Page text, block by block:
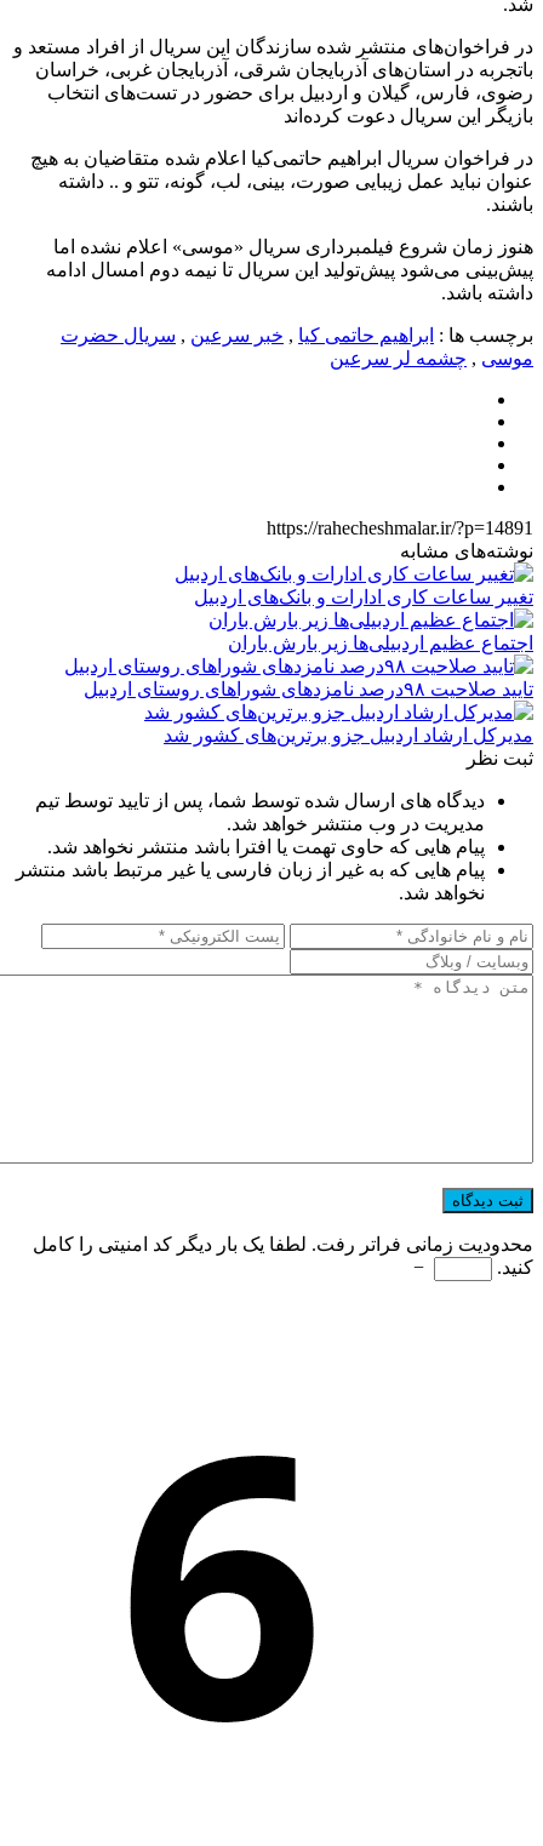
شد.
در فراخوان‌های منتشر شده سازندگان این سریال از افراد مستعد و
باتجربه در استان‌های آذربایجان شرقی، آذربایجان غربی، خراسان
رضوی، فارس، گیلان و اردبیل برای حضور در تست‌های انتخاب
بازیگر این سریال دعوت کرده‌اند
در فراخوان سریال ابراهیم حاتمی‌کیا اعلام شده متقاضیان به هیچ
عنوان نباید عمل زیبایی صورت، بینی، لب، گونه، تتو و .. داشته
باشند.
هنوز زمان شروع فیلمبرداری سریال «موسی» اعلام نشده اما
پیش‌بینی می‌شود پیش‌تولید این سریال تا نیمه دوم امسال ادامه
داشته باشد.
برچسب ها : ابراهیم حاتمی کیا , خبر سرعین , سریال حضرت
موسی , چشمه لر سرعین
https://rahecheshmalar.ir/?p=14891
نوشته‌های مشابه
تغییر ساعات کاری ادارات و بانک‌های اردبیل
اجتماع عظیم اردبیلی‌ها زیر بارش باران
تایید صلاحیت ۹۸درصد نامزدهای شوراهای روستای اردبیل
مدیرکل ارشاد اردبیل جزو برترین‌های کشور شد
ثبت نظر
دیدگاه های ارسال شده توسط شما، پس از تایید توسط تیم
مدیریت در وب منتشر خواهد شد.
پیام هایی که حاوی تهمت یا افترا باشد منتشر نخواهد شد.
پیام هایی که به غیر از زبان فارسی یا غیر مرتبط باشد منتشر
نخواهد شد.
محدودیت زمانی فراتر رفت. لطفا یک بار دیگر کد امنیتی را کامل
کنید.
−